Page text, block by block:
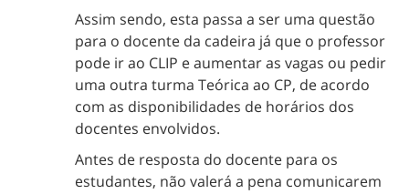
Assim sendo, esta passa a ser uma questão
para o docente da cadeira já que o professor
pode ir ao CLIP e aumentar as vagas ou pedir
uma outra turma Teórica ao CP, de acordo
com as disponibilidades de horários dos
docentes envolvidos.
Antes de resposta do docente para os
estudantes, não valerá a pena comunicarem